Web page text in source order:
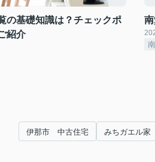
の基礎知識は？チェックポ
紹介
伊那市 中古住宅 みちガエル家